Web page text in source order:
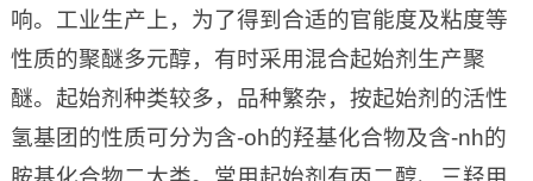
响。工业生产上，为了得到合适的官能度及粘度等
性质的聚醚多元醇，有时采用混合起始剂生产聚
醚。起始剂种类较多，品种繁杂，按起始剂的活性
氢基团的性质可分为含-oh的羟基化合物及含-nh的